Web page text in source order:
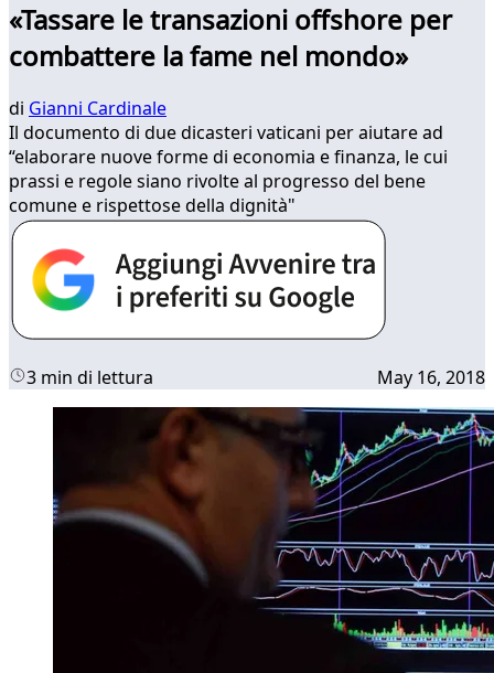
«Tassare le transazioni offshore per
combattere la fame nel mondo»
di Gianni Cardinale
Il documento di due dicasteri vaticani per aiutare ad
“elaborare nuove forme di economia e finanza, le cui
prassi e regole siano rivolte al progresso del bene
comune e rispettose della dignità"
3 min di lettura May 16, 2018